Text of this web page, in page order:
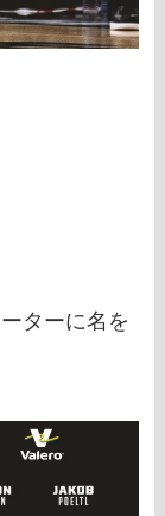
ターに名を